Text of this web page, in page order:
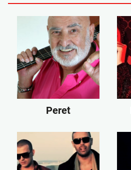
Peret